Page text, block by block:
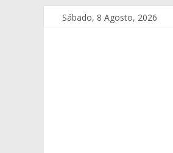
Sábado, 8 Agosto, 2026